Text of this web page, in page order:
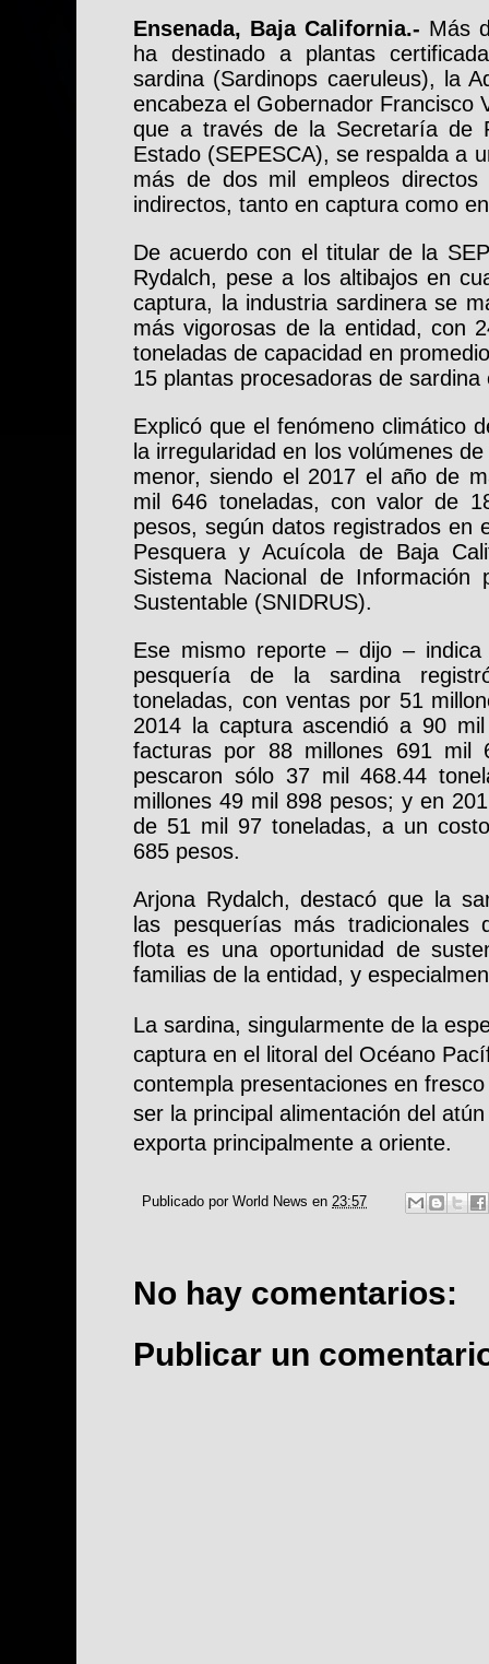
Ensenada, Baja California.- Más
ha destinado a plantas
sardina (Sardinops caeruleus), la
encabeza el Gobernador Francisco
que a través de la Secretaría de
Estado (SEPESCA), se respalda a
más de dos mil empleos
indirectos, tanto en captura como
De acuerdo con el titular de la
Rydalch, pese a los altibajos en
captura, la industria sardinera se
más vigorosas de la entidad, con
toneladas de capacidad en
15 plantas procesadoras de sardina
Explicó que el fenómeno climático
la irregularidad en los volúmenes
menor, siendo el 2017 el año de
mil 646 toneladas, con valor de
pesos, según datos registrados en
Pesquera y Acuícola de Baja
Sistema Nacional de Información
Sustentable (SNIDRUS).
Ese mismo reporte – dijo –
pesquería de la sardina
toneladas, con ventas por 51
2014 la captura ascendió a 90 mil
facturas por 88 millones 691 mil
pescaron sólo 37 mil 468.44
millones 49 mil 898 pesos; y en
de 51 mil 97 toneladas, a un
685 pesos.
Arjona Rydalch, destacó que la
las pesquerías más tradicionales
flota es una oportunidad de
familias de la entidad, y
La sardina, singularmente de la
captura en el litoral del Océano
contempla presentaciones en
ser la principal alimentación del
exporta principalmente a oriente.
Publicado por World News en 23:57
No hay comentarios:
Publicar un